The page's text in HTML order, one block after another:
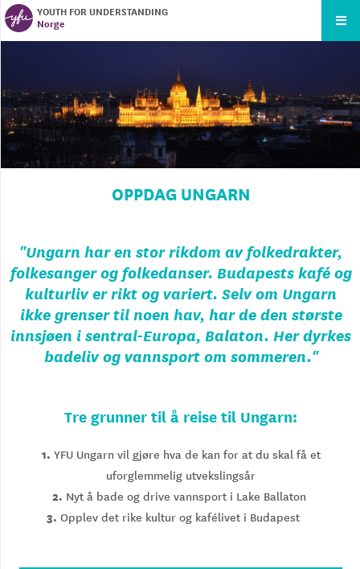
YOUTH FOR UNDERSTANDING
Norge
OPPDAG UNGARN
"Ungarn har en stor rikdom av folkedrakter,
folkesanger og folkedanser. Budapests kafé og
kulturliv er rikt og variert. Selv om Ungarn
ikke grenser til noen hav, har de den største
innsjøen i sentral-Europa, Balaton. Her dyrkes
badeliv og vannsport om sommeren."
Tre grunner til å reise til Ungarn:
1. YFU Ungarn vil gjøre hva de kan for at du skal få et
uforglemmelig utvekslingsår
2. Nyt å bade og drive vannsport i Lake Ballaton
3. Opplev det rike kultur og kafélivet i Budapest